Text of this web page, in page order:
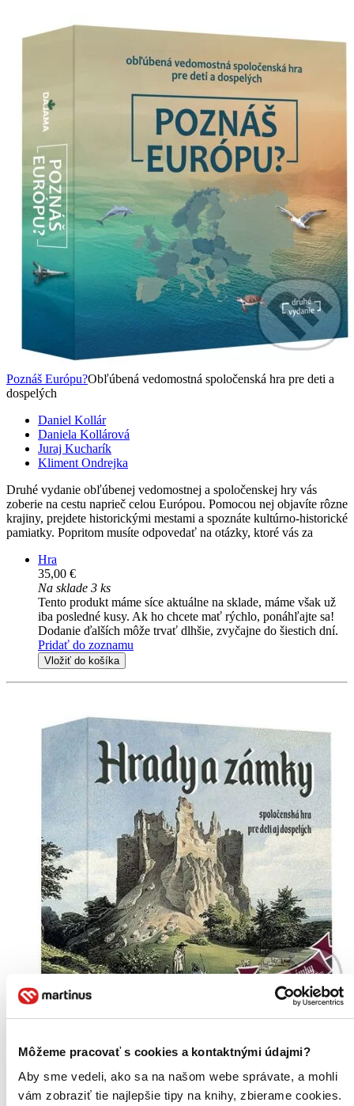
Môžeme pracovať s cookies a kontaktnými údajmi?
Aby sme vedeli, ako sa na našom webe správate, a mohli
vám zobraziť tie najlepšie tipy na knihy, zbierame cookies.
Poznáš Európu?Obľúbená vedomostná spoločenská hra pre deti a
dospelých
Daniel Kollár
Daniela Kollárová
Juraj Kucharík
Kliment Ondrejka
Druhé vydanie obľúbenej vedomostnej a spoločenskej hry vás
zoberie na cestu naprieč celou Európou. Pomocou nej objavíte rôzne
krajiny, prejdete historickými mestami a spoznáte kultúrno-historické
pamiatky. Popritom musíte odpovedať na otázky, ktoré vás za
Hra
35,00 €
Na sklade 3 ks
Tento produkt máme síce aktuálne na sklade, máme však už
iba posledné kusy. Ak ho chcete mať rýchlo, ponáhľajte sa!
Dodanie ďalších môže trvať dlhšie, zvyčajne do šiestich dní.
Pridať do zoznamu
Vložiť do košíka
Hrady a zámky
Daniel Kollár
Daniela Kollárová